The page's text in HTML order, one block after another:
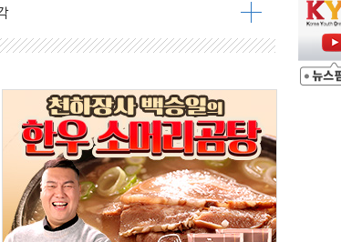
'활짝'
닥 선물 1%대 상승
양광주↑ VS 트레이드데스크·웬디스↓
까지 찾겠다"
완화 전환점"